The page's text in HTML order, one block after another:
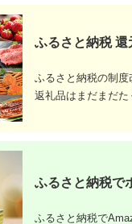
ふるさと納税
ふるさと納税の制度
返礼品はまだまだた
ふるさと納税で
ふるさと納税で